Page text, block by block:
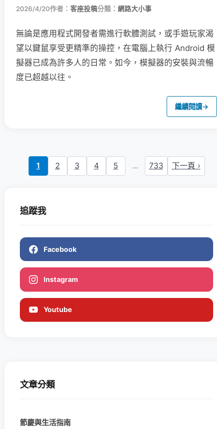
2026/4/20作者： 客座投稿分類： 網路大小事
無論是應用程式開發者需進行軟體測試，或手遊玩家渴
望以鍵鼠享受更精準的操控，在電腦上執行 Android 模
擬器已成為許多人的日常。如今，模擬器的安裝與流暢
度已超越以往。
繼續閱讀→
1 2 3 4 5 ... 733 下一頁 ›
追蹤我
Facebook
Instagram
Youtube
文章分類
節慶與生活指南